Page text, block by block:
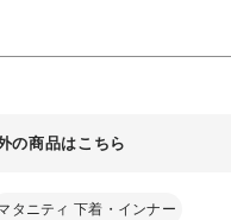
の商品はこちら
タニティ 下着・インナー